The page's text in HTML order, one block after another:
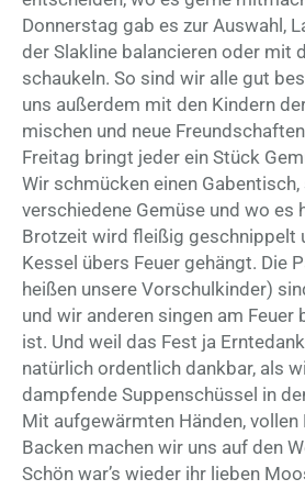
Donnerstag gab es zur Auswahl,
der Slakline balancieren oder mit
schaukeln. So sind wir alle gut
uns außerdem mit den Kindern
mischen und neue
Freitag bringt jeder ein Stück
Wir schmücken einen
verschiedene Gemüse und wo es
Brotzeit wird fleißig geschnippelt
Kessel übers Feuer gehängt. Die
heißen unsere Vorschulkinder)
und wir anderen singen am Feuer
ist. Und weil das Fest ja
natürlich ordentlich dankbar, als
dampfende Suppenschüssel in
Mit aufgewärmten Händen, vollen
Backen machen wir uns auf den
Schön war’s wieder ihr lieben